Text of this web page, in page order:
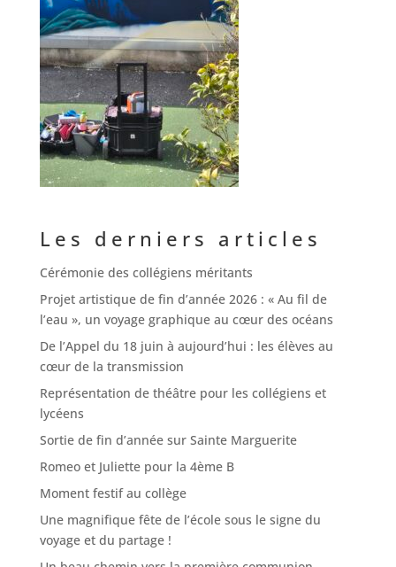
Les derniers articles
Cérémonie des collégiens méritants
Projet artistique de fin d’année 2026 : « Au fil de
l’eau », un voyage graphique au cœur des océans
De l’Appel du 18 juin à aujourd’hui : les élèves au
cœur de la transmission
Représentation de théâtre pour les collégiens et
lycéens
Sortie de fin d’année sur Sainte Marguerite
Romeo et Juliette pour la 4ème B
Moment festif au collège
Une magnifique fête de l’école sous le signe du
voyage et du partage !